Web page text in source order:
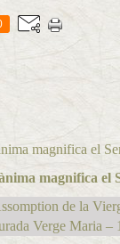
magnifica el